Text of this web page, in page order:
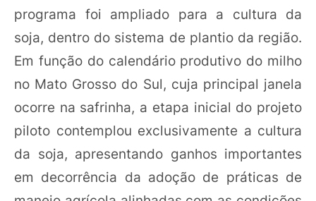
programa foi ampliado para a cultura da
soja, dentro do sistema de plantio da região.
Em função do calendário produtivo do milho
no Mato Grosso do Sul, cuja principal janela
ocorre na safrinha, a etapa inicial do projeto
piloto contemplou exclusivamente a cultura
da soja, apresentando ganhos importantes
em decorrência da adoção de práticas de